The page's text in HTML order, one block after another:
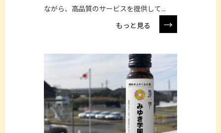
ながら、高品質のサービスを提供して...
もっと見る
→